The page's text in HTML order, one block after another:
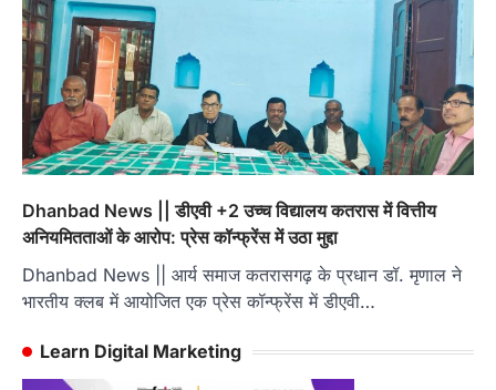
Dhanbad News || डीएवी +2 उच्च विद्यालय कतरास में वित्तीय
अनियमितताओं के आरोप: प्रेस कॉन्फ्रेंस में उठा मुद्दा
Dhanbad News || आर्य समाज कतरासगढ़ के प्रधान डॉ. मृणाल ने
भारतीय क्लब में आयोजित एक प्रेस कॉन्फ्रेंस में डीएवी…
Learn Digital Marketing